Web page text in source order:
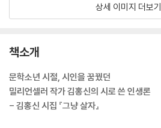
상세 이미지 더보기
책소개
문학소년 시절, 시인을 꿈꿨던
밀리언셀러 작가 김홍신의 시로 쓴 인생론
- 김홍신 시집 『그냥 살자』